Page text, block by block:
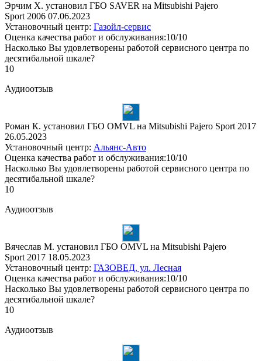
Эрчим Х. установил ГБО SAVER на Mitsubishi Pajero
Sport 2006 07.06.2023
Установочный центр: Газойл-сервис
Оценка качества работ и обслуживания:10/10
Насколько Вы удовлетворены работой сервисного центра по
десятибальной шкале?
10
Аудиоотзыв
Роман К. установил ГБО OMVL на Mitsubishi Pajero Sport 2017
26.05.2023
Установочный центр: Альянс-Авто
Оценка качества работ и обслуживания:10/10
Насколько Вы удовлетворены работой сервисного центра по
десятибальной шкале?
10
Аудиоотзыв
Вячеслав М. установил ГБО OMVL на Mitsubishi Pajero
Sport 2017 18.05.2023
Установочный центр: ГАЗОВЕД, ул. Лесная
Оценка качества работ и обслуживания:10/10
Насколько Вы удовлетворены работой сервисного центра по
десятибальной шкале?
10
Аудиоотзыв